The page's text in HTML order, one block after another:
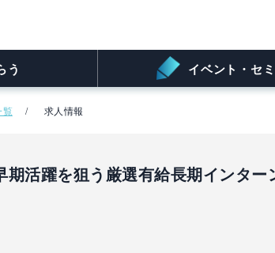
う イベント・セ
覧 求人情報
期活躍を狙う厳選有給長期インター